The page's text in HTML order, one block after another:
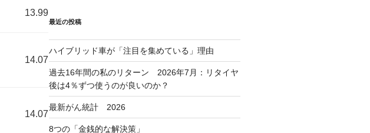
13.99
14.07
14.07
最近の投稿
ハイブリッド車が「注目を集めている」理由
過去16年間の私のリターン 2026年7月：リタイヤ
後は4％ずつ使うのが良いのか？
最新がん統計 2026
8つの「金銭的な解決策」